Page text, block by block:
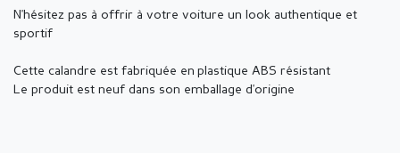
N'hésitez pas à offrir à votre voiture un look authentique et
sportif
Cette calandre est fabriquée en plastique ABS résistant
Le produit est neuf dans son emballage d'origine